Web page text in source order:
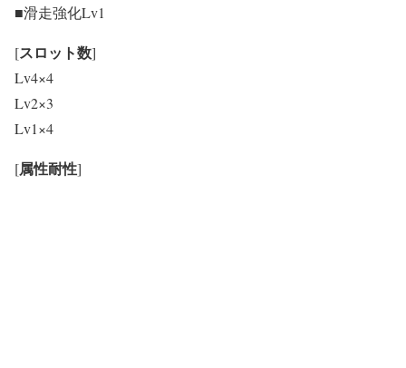
■滑走強化Lv1
[スロット数]
Lv4×4
Lv2×3
Lv1×4
[属性耐性]